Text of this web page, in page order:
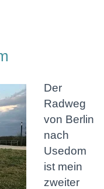
Der
Radweg
von Berlin
nach
Usedom
ist mein
zweiter